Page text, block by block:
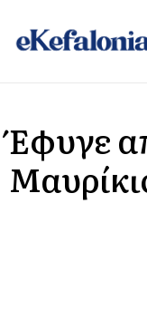
Έφυγε